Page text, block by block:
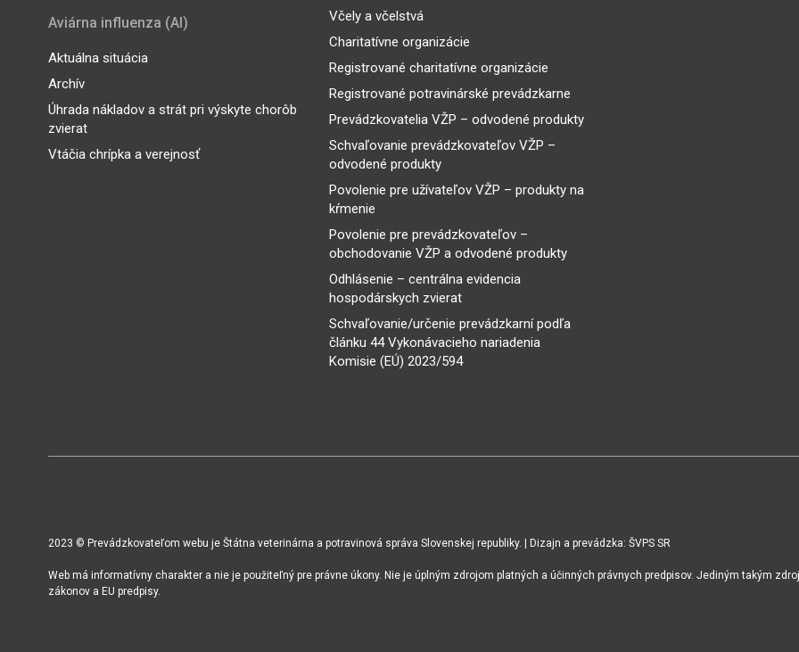
Aviárna influenza (AI)
Aktuálna situácia
Archív
Úhrada nákladov a strát pri výskyte chorôb
zvierat
Vtáčia chrípka a verejnosť
Včely a včelstvá
Charitatívne organizácie
Registrované charitatívne organizácie
Registrované potravinárské prevádzkarne
Prevádzkovatelia VŽP – odvodené produkty
Schvaľovanie prevádzkovateľov VŽP –
odvodené produkty
Povolenie pre užívateľov VŽP – produkty na
kŕmenie
Povolenie pre prevádzkovateľov –
obchodovanie VŽP a odvodené produkty
Odhlásenie – centrálna evidencia
hospodárskych zvierat
Schvaľovanie/určenie prevádzkarní podľa
článku 44 Vykonávacieho nariadenia
Komisie (EÚ) 2023/594
2023 © Prevádzkovateľom webu je Štátna veterinárna a potravinová správa Slovenskej republiky. | Dizajn a prevádzka: ŠVPS SR
Web má informatívny charakter a nie je použiteľný pre právne úkony. Nie je úplným zdrojom platných a účinných právnych predpisov. Jediným takým
zákonov a EU predpisy.